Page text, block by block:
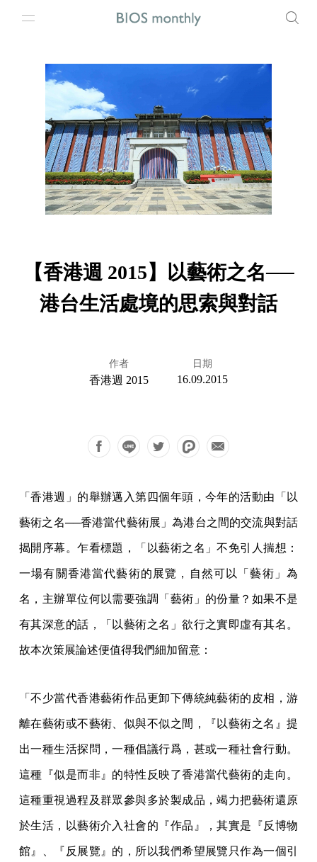
【香港週 2015】以藝術之名──
港台生活處境的思索與對話
作者
香港週 2015
日期
16.09.2015
「香港週」的舉辦邁入第四個年頭，今年的活動由「以
藝術之名──香港當代藝術展」為港台之間的交流與對話
揭開序幕。乍看標題，「以藝術之名」不免引人揣想：
一場有關香港當代藝術的展覽，自然可以「藝術」為
名，主辦單位何以需要強調「藝術」的份量？如果不是
有其深意的話，「以藝術之名」欲行之實即虛有其名。
故本次策展論述便值得我們細加留意：
「不少當代香港藝術作品更卸下傳統純藝術的皮相，游
離在藝術或不藝術、似與不似之間，『以藝術之名』提
出一種生活探問，一種倡議行爲，甚或一種社會行動。
這種『似是而非』的特性反映了香港當代藝術的走向。
這種重視過程及群眾參與多於製成品，竭力把藝術還原
於生活，以藝術介入社會的『作品』，其實是『反博物
館』、『反展覽』的，所以我們希望展覽只作為一個引